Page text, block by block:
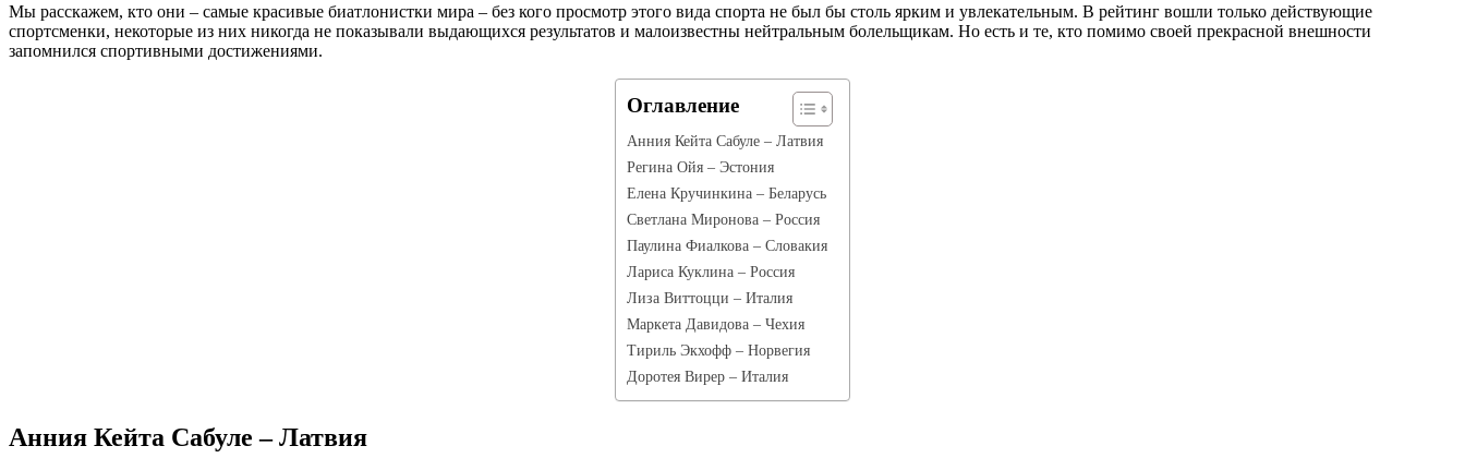
Мы расскажем, кто они – самые красивые биатлонистки мира – без кого просмотр этого вида спорта не был бы столь ярким и увлекательным. В рейтинг вошли только действующие
спортсменки, некоторые из них никогда не показывали выдающихся результатов и малоизвестны нейтральным болельщикам. Но есть и те, кто помимо своей прекрасной внешности
запомнился спортивными достижениями.
Оглавление
Анния Кейта Сабуле – Латвия
Регина Ойя – Эстония
Елена Кручинкина – Беларусь
Светлана Миронова – Россия
Паулина Фиалкова – Словакия
Лариса Куклина – Россия
Лиза Виттоцци – Италия
Маркета Давидова – Чехия
Тириль Экхофф – Норвегия
Доротея Вирер – Италия
Анния Кейта Сабуле – Латвия